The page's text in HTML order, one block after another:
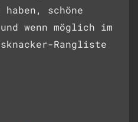
haben, schöne
wenn möglich im
Rangliste